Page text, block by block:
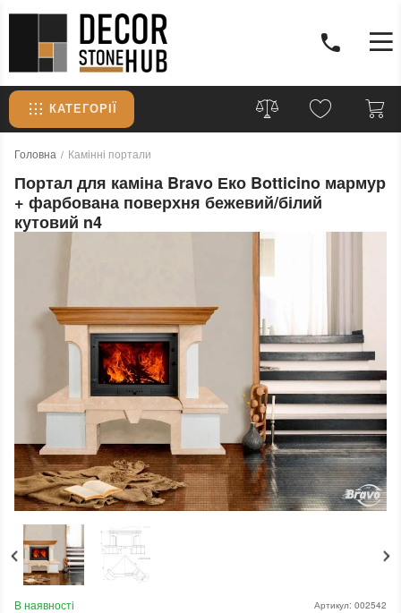
КАТЕГОРІЇ
Головна Камінні портали
Портал для каміна Bravo Еко Botticino мармур
+ фарбована поверхня бежевий/білий
кутовий n4
Артикул: 002542
В наявності